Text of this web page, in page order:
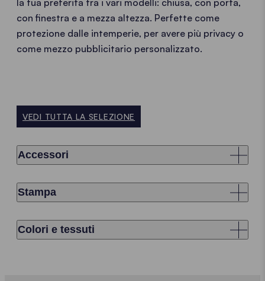
la tua preferita tra i vari modelli: chiusa, con porta,
con finestra e a mezza altezza. Perfette come
protezione dalle intemperie, per avere più privacy o
come mezzo pubblicitario personalizzato.
VEDI TUTTA LA SELEZIONE
Accessori
Stampa
Colori e tessuti